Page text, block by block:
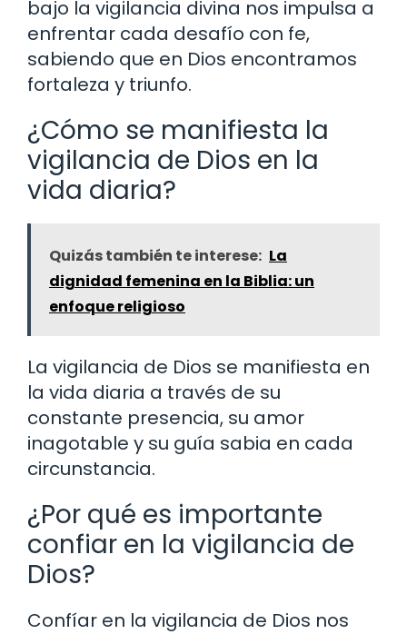
bajo la vigilancia divina nos impulsa a
enfrentar cada desafío con fe,
sabiendo que en Dios encontramos
fortaleza y triunfo.
¿Cómo se manifiesta la
vigilancia de Dios en la
vida diaria?
Quizás también te interese: La
dignidad femenina en la Biblia: un
enfoque religioso
La vigilancia de Dios se manifiesta en
la vida diaria a través de su
constante presencia, su amor
inagotable y su guía sabia en cada
circunstancia.
¿Por qué es importante
confiar en la vigilancia de
Dios?
Confíar en la vigilancia de Dios nos